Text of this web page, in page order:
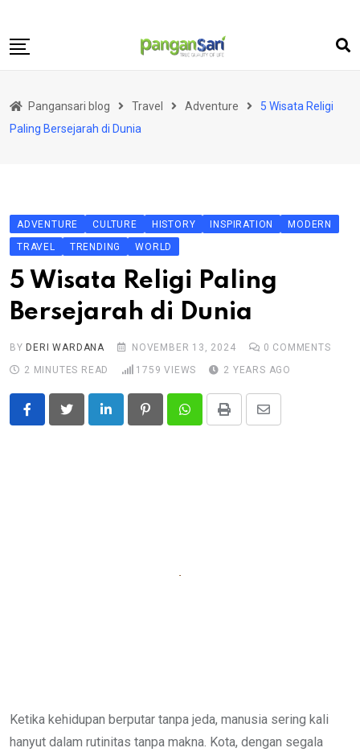
to
Food
Business
Pangansari blog Travel Adventure
5 Wisata Religi
Paling Bersejarah di Dunia
ADVENTURE CULTURE HISTORY INSPIRATION
MODERN
TRAVEL
TRENDING WORLD
5 Wisata Religi Paling
Bersejarah di Dunia
BY DERI WARDANA NOVEMBER 13, 2024 0 COMMENTS
2 MINUTES READ
1759 VIEWS 2 YEARS AGO
LinkedIn PinterestWhatsappPrint
Share
Ketika kehidupan berputar tanpa jeda, manusia sering kali
hanyut dalam rutinitas tanpa makna. Kota, dengan segala